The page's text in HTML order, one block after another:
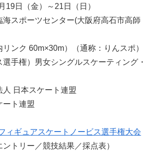
19日（金）～21日（日）
スポーツセンター(大阪府高石市高師
ク 60m×30m）（通称：りんスポ）
手権）男女シングルスケーティング・
日本スケート連盟
ート連盟
ィギュアスケートノービス選手権大会
トリー／競技結果／採点表）